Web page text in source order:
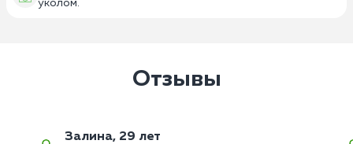
уколом.
Отзывы
Залина, 29 лет